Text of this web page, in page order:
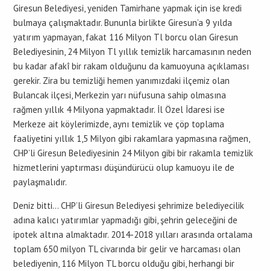
Giresun Belediyesi, yeniden Tamirhane yapmak için ise kredi
bulmaya çalışmaktadır. Bununla birlikte Giresun’a 9 yılda
yatırım yapmayan, fakat 116 Milyon Tl borcu olan Giresun
Belediyesinin, 24 Milyon Tl yıllık temizlik harcamasının neden
bu kadar afakî bir rakam olduğunu da kamuoyuna açıklaması
gerekir. Zira bu temizliği hemen yanımızdaki ilçemiz olan
Bulancak ilçesi, Merkezin yarı nüfusuna sahip olmasına
rağmen yıllık 4 Milyona yapmaktadır. İl Özel İdaresi ise
Merkeze ait köylerimizde, aynı temizlik ve çöp toplama
faaliyetini yıllık 1,5 Milyon gibi rakamlara yapmasına rağmen,
CHP’li Giresun Belediyesinin 24 Milyon gibi bir rakamla temizlik
hizmetlerini yaptırması düşündürücü olup kamuoyu ile de
paylaşmalıdır.
Deniz bitti… CHP’li Giresun Belediyesi şehrimize belediyecilik
adına kalıcı yatırımlar yapmadığı gibi, şehrin geleceğini de
ipotek altına almaktadır. 2014-2018 yılları arasında ortalama
toplam 650 milyon TL civarında bir gelir ve harcaması olan
belediyenin, 116 Milyon TL borcu olduğu gibi, herhangi bir